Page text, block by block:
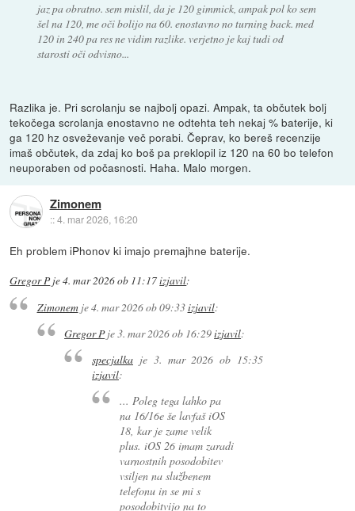
jaz pa obratno. sem mislil, da je 120 gimmick, ampak pol ko sem
šel na 120, me oči bolijo na 60. enostavno no turning back. med
120 in 240 pa res ne vidim razlike. verjetno je kaj tudi od
starosti oči odvisno...
Razlika je. Pri scrolanju se najbolj opazi. Ampak, ta občutek bolj
tekočega scrolanja enostavno ne odtehta teh nekaj % baterije, ki
ga 120 hz osveževanje več porabi. Čeprav, ko bereš recenzije
imaš občutek, da zdaj ko boš pa preklopil iz 120 na 60 bo telefon
neuporaben od počasnosti. Haha. Malo morgen.
Zimonem
::4. mar 2026, 16:20
Eh problem iPhonov ki imajo premajhne baterije.
Gregor P je4. mar 2026 ob 11:17izjavil:
Zimonemje4. mar 2026 ob 09:33izjavil:
Gregor Pje3. mar 2026 ob 16:29izjavil:
specjalkaje 3. mar 2026 ob 15:35
izjavil:
... Poleg tega lahko pa
na 16/16e še lavfaš iOS
18, kar je zame velik
plus. iOS 26 imam zaradi
varnostnih posodobitev
vsiljen na službenem
telefonu in se mi s
posodobitvijo na to